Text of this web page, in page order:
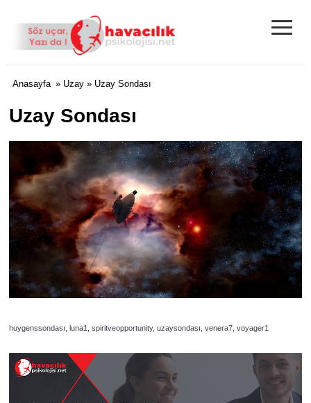
≡
Anasayfa » Uzay » Uzay Sondası
Uzay Sondası
huygenssondası, luna1, spiritveopportunity, uzaysondası, venera7, voyager1